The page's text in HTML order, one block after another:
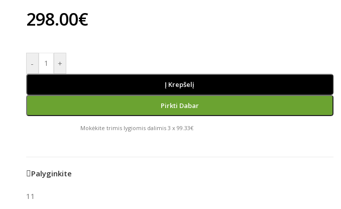
298.00€
- +
Į Krepšelį
Pirkti Dabar
Mokėkite trimis lygiomis dalimis 3 x 99.33€
Palyginkite
11